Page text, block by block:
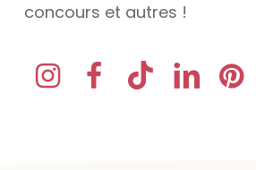
concours et autres !